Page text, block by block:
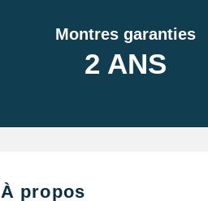
Montres garanties
2 ANS
À propos